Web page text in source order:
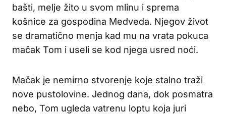
bašti, melje žito u svom mlinu i sprema
košnice za gospodina Medveda. Njegov život
se dramatično menja kad mu na vrata pokuca
mačak Tom i useli se kod njega usred noći.
Mačak je nemirno stvorenje koje stalno traži
nove pustolovine. Jednog dana, dok posmatra
nebo, Tom ugleda vatrenu loptu koja juri